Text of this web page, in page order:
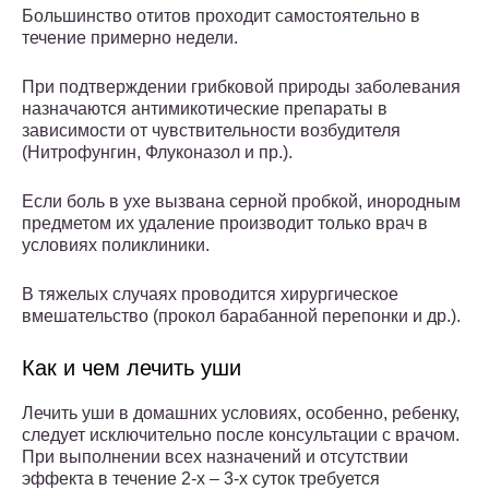
Большинство отитов проходит самостоятельно в
течение примерно недели.
При подтверждении грибковой природы заболевания
назначаются антимикотические препараты в
зависимости от чувствительности возбудителя
(Нитрофунгин, Флуконазол и пр.).
Если боль в ухе вызвана серной пробкой, инородным
предметом их удаление производит только врач в
условиях поликлиники.
В тяжелых случаях проводится хирургическое
вмешательство (прокол барабанной перепонки и др.).
Как и чем лечить уши
Лечить уши в домашних условиях, особенно, ребенку,
следует исключительно после консультации с врачом.
При выполнении всех назначений и отсутствии
эффекта в течение 2-х – 3-х суток требуется